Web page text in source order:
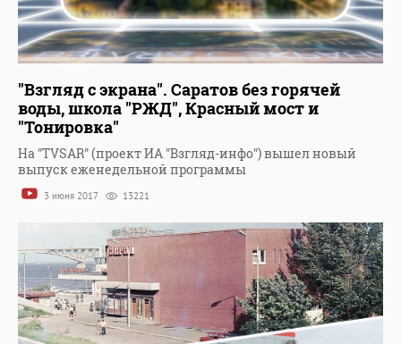
"Взгляд с экрана". Саратов без горячей
воды, школа "РЖД", Красный мост и
"Тонировка"
На "TVSAR" (проект ИА "Взгляд-инфо") вышел новый
выпуск еженедельной программы
3 июня 2017 13221